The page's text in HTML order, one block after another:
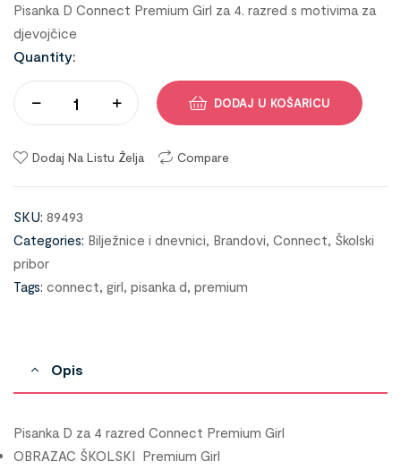
Pisanka D Connect Premium Girl za 4. razred s motivima za
djevojčice
Quantity:
DODAJ U KOŠARICU
Dodaj Na Listu Želja Compare
SKU: 89493
Categories: Bilježnice i dnevnici, Brandovi, Connect, Školski
pribor
Tags: connect, girl, pisanka d, premium
Opis
Pisanka D za 4 razred Connect Premium Girl
OBRAZAC ŠKOLSKI Premium Girl